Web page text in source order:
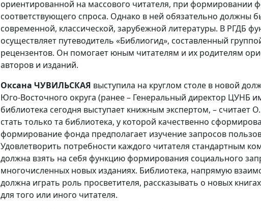
ориентированной на массового читателя, при формировании
соответствующего спроса. Однако в ней обязательно должны
современной, классической, зарубежной литературы. В РГДБ
осуществляет путеводитель «Библиогид», составленный
рецензентов. Он помогает юным читателям и их родителям
авторов и изданий.
Оксана ЧУВИЛЬСКАЯ выступила на круглом столе в новой
Юго-Восточного округа (ранее – Генеральный директор ЦУНБ
библиотека сегодня выступает книжным экспертом, – считает
стать только та библиотека, у которой качественно
формирование фонда предполагает изучение запросов
Удовлетворить потребности каждого читателя стандартным
должна взять на себя функцию формирования социального
многочисленных новых изданиях. Библиотека, напрямую
должна играть роль просветителя, рассказывать о новых
для того или иного читателя.